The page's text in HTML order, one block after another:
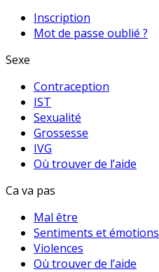
Inscription
Mot de passe oublié ?
Sexe
Contraception
IST
Sexualité
Grossesse
IVG
Où trouver de l’aide
Ca va pas
Mal être
Sentiments et émotions
Violences
Où trouver de l’aide